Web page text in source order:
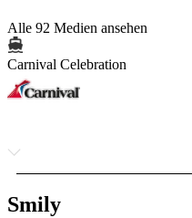
Alle 92 Medien ansehen
Carnival Celebration
Smily